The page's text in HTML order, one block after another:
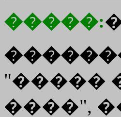
�����:
"�����
����",